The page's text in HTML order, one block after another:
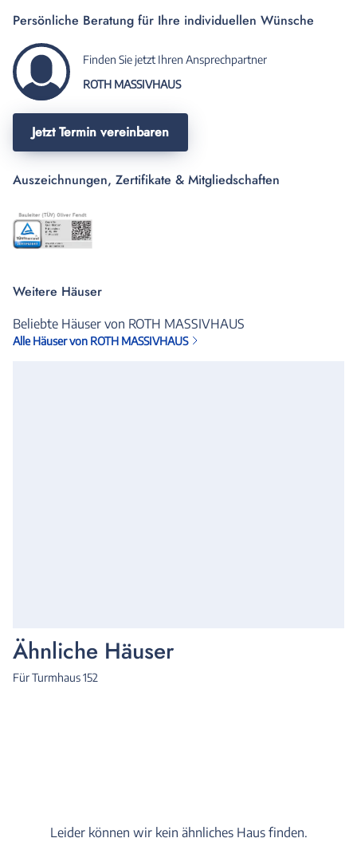
Persönliche Beratung für Ihre individuellen Wünsche
Finden Sie jetzt Ihren Ansprechpartner
ROTH MASSIVHAUS
Jetzt Termin vereinbaren
Auszeichnungen, Zertifikate & Mitgliedschaften
Weitere Häuser
Beliebte Häuser von ROTH MASSIVHAUS
Alle Häuser von ROTH MASSIVHAUS
Ähnliche Häuser
Für Turmhaus 152
Leider können wir kein ähnliches Haus finden.